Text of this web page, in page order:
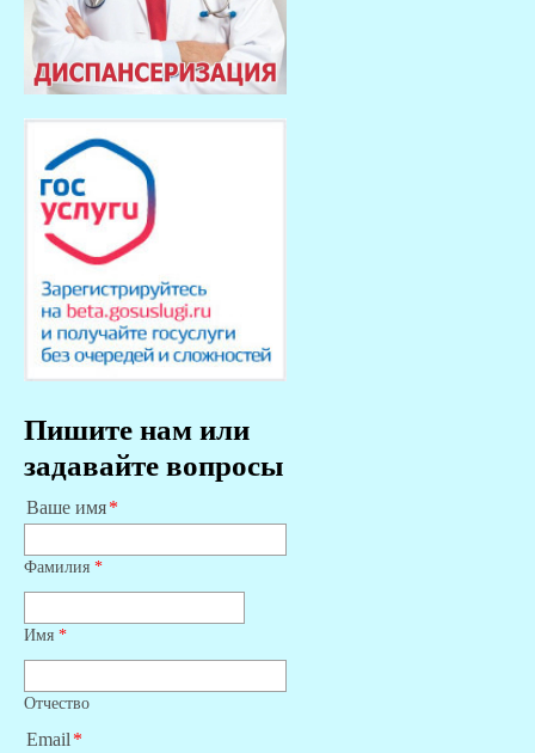
Пишите нам или
задавайте вопросы
Ваше имя
Фамилия *
Имя *
Отчество
Email